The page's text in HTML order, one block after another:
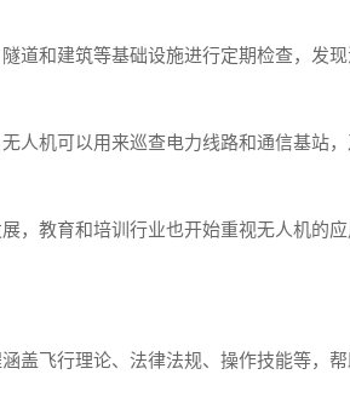
道和建筑等基础设施进行定期检查，发
人机可以用来巡查电力线路和通信基站，
，教育和培训行业也开始重视无人机的
盖飞行理论、法律法规、操作技能等，